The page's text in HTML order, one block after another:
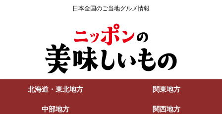
日本全国のご当地グルメ情報
北海道・東北地方 関東地方
中部地方 関西地方